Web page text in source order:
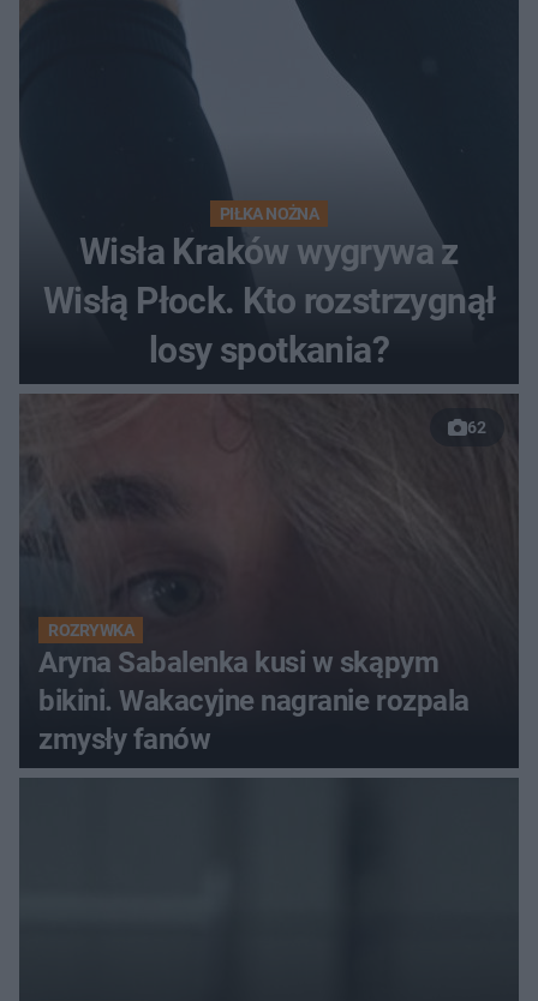
PIŁKA NOŻNA
Wisła Kraków wygrywa z
Wisłą Płock. Kto rozstrzygnął
losy spotkania?
62
ROZRYWKA
Aryna Sabalenka kusi w skąpym
bikini. Wakacyjne nagranie rozpala
zmysły fanów